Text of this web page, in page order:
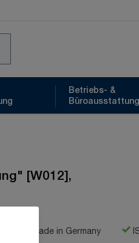
Betriebs- &
Büroausstattung
[W012],
Made in Germany